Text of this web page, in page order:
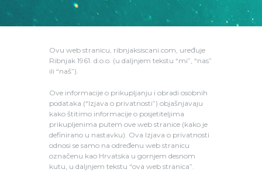
Ovu web stranicu, ribnjaksiscani.com, uređuje
Ribnjak 1961. d.o.o. (u daljnjem tekstu “mi”, “nas”
ili “naš”).
Ove informacije o prikupljanju i obradi osobnih
podataka (“Izjava o privatnosti”) objašnjavaju
kako štitimo informacije o posjetiteljima
prikupljenima putem ove web stranice (kako je
definirano u nastavku). Ova Izjava o privatnosti
odnosi se samo na određenu web stranicu
označenu kao Hrvatska u gornjem desnom
kutu, u daljnjem tekstu “ova web stranica”.